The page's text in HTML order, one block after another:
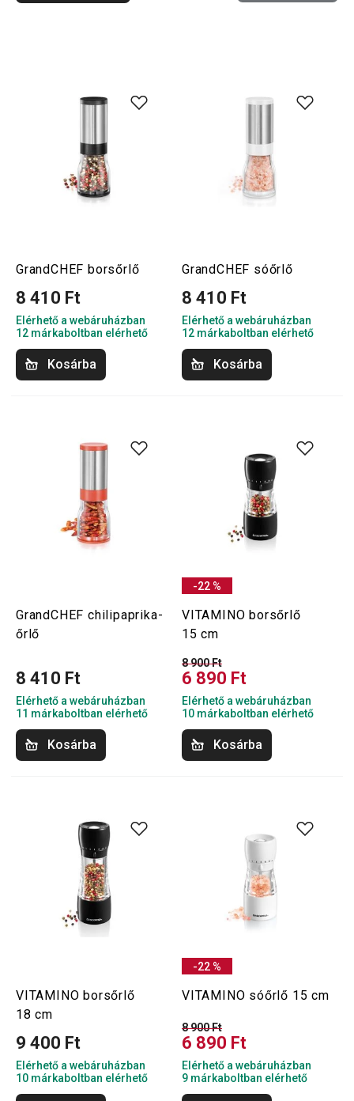
GrandCHEF borsőrlő
8 410 Ft
Elérhető a webáruházban
12 márkaboltban elérhető
Kosárba
GrandCHEF sóőrlő
8 410 Ft
Elérhető a webáruházban
12 márkaboltban elérhető
Kosárba
GrandCHEF chilipaprika-
őrlő
8 410 Ft
Elérhető a webáruházban
11 márkaboltban elérhető
Kosárba
-22 %
VITAMINO borsőrlő
15 cm
8 900 Ft
6 890 Ft
Elérhető a webáruházban
10 márkaboltban elérhető
Kosárba
VITAMINO borsőrlő
18 cm
9 400 Ft
Elérhető a webáruházban
10 márkaboltban elérhető
-22 %
VITAMINO sóőrlő 15 cm
8 900 Ft
6 890 Ft
Elérhető a webáruházban
9 márkaboltban elérhető